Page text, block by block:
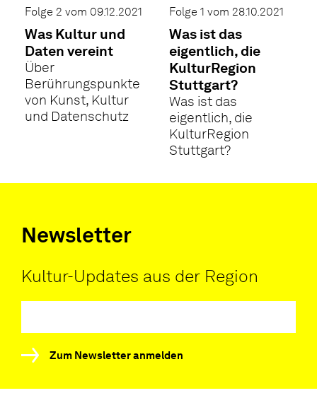
Folge 2 vom 09.12.2021
Was Kultur und
Daten vereint
Über
Berührungspunkte
von Kunst, Kultur
und Datenschutz
Folge 1 vom 28.10.2021
Was ist das
eigentlich, die
KulturRegion
Stuttgart?
Was ist das
eigentlich, die
KulturRegion
Stuttgart?
Newsletter
Kultur-Updates aus der Region
Zum Newsletter anmelden